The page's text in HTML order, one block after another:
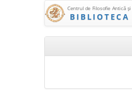
Centrul de Filosofie Antică
BIBLIOTECA